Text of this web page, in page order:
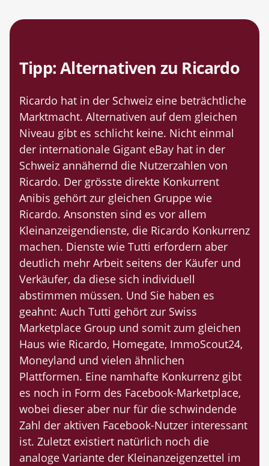
Tipp: Alternativen zu Ricardo
Ricardo hat in der Schweiz eine beträchtliche
Marktmacht. Alternativen auf dem gleichen
Niveau gibt es schlicht keine. Nicht einmal
der internationale Gigant eBay hat in der
Schweiz annähernd die Nutzerzahlen von
Ricardo. Der grösste direkte Konkurrent
Anibis gehört zur gleichen Gruppe wie
Ricardo. Ansonsten sind es vor allem
Kleinanzeigendienste, die Ricardo Konkurrenz
machen. Dienste wie Tutti erfordern aber
deutlich mehr Arbeit seitens der Käufer und
Verkäufer, da diese sich individuell
abstimmen müssen. Und Sie haben es
geahnt: Auch Tutti gehört zur Swiss
Marketplace Group und somit zum gleichen
Haus wie Ricardo, Homegate, ImmoScout24,
Moneyland und vielen ähnlichen
Plattformen. Eine namhafte Konkurrenz gibt
es noch in Form des Facebook-Marketplace,
wobei dieser aber nur für die schwindende
Zahl der aktiven Facebook-Nutzer interessant
ist. Zuletzt existiert natürlich noch die
analoge Variante der Kleinanzeigenzettel im